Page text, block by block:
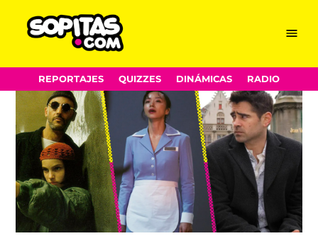
content
Menu
REPORTAJES QUIZZES DINÁMICAS RADIO
Kill Boksoon